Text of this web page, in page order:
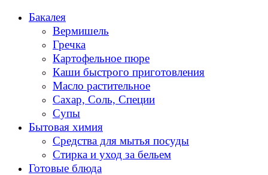
Перейти
содержанию
Бакалея
Вермишель
Гречка
Картофельное пюре
Каши быстрого приготовления
Масло растительное
Сахар, Соль, Специи
Супы
Бытовая химия
Средства для мытья посуды
Стирка и уход за бельем
Готовые блюда